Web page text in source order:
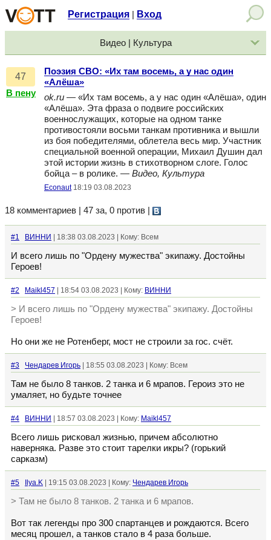
Регистрация Вход
Видео | Культура
47
В пену
Поэзия СВО: «Их там восемь, а у нас один
«Алёша»
ok.ru — «Их там восемь, а у нас один «Алёша», один
«Алёша». Эта фраза о подвиге российских
военнослужащих, которые на одном танке
противостояли восьми танкам противника и вышли
из боя победителями, облетела весь мир. Участник
специальной военной операции, Михаил Душин дал
этой истории жизнь в стихотворном слоге. Голос
бойца – в ролике. — Видео, Культура
Econaut 18:19 03.08.2023
18 комментариев | 47 за, 0 против
#1 ВИННИ | 18:38 03.08.2023 | Кому: Всем
И всего лишь по "Ордену мужества" экипажу. Достойны
Героев!
#2 Maikl457 | 18:54 03.08.2023 | Кому: ВИННИ
> И всего лишь по "Ордену мужества" экипажу. Достойны
Героев!
Но они же не Ротенберг, мост не строили за гос. счёт.
#3 Чендарев Игорь | 18:55 03.08.2023 | Кому: Всем
Там не было 8 танков. 2 танка и 6 мрапов. Героиз это не
умаляет, но будьте точнее
#4 ВИННИ | 18:57 03.08.2023 | Кому: Maikl457
Всего лишь рисковал жизнью, причем абсолютно
наверняка. Разве это стоит тарелки икры? (горький
сарказм)
#5 Ilya.K | 19:15 03.08.2023 | Кому: Чендарев Игорь
> Там не было 8 танков. 2 танка и 6 мрапов.
Вот так легенды про 300 спартанцев и рождаются. Всего
месяц прошел, а танков стало в 4 раза больше.